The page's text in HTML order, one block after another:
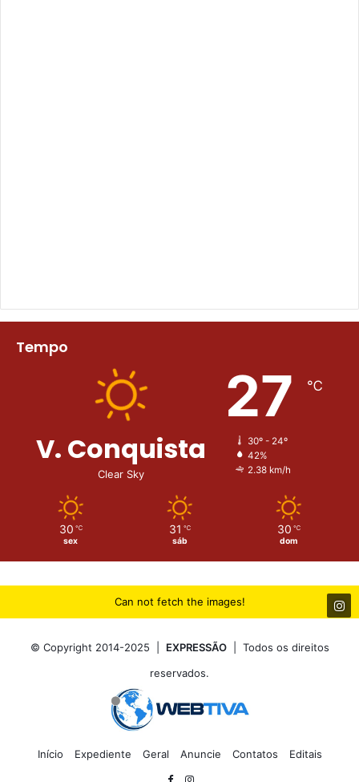
Tempo
V. Conquista
Clear Sky
27 ℃
30º - 24º
42%
2.38 km/h
30 ℃
sex
31 ℃
sáb
30 ℃
dom
Can not fetch the images!
© Copyright 2014-2025 | EXPRESSÃO| Todos os direitos
reservados.
Início Expediente Geral Anuncie Contatos Editais